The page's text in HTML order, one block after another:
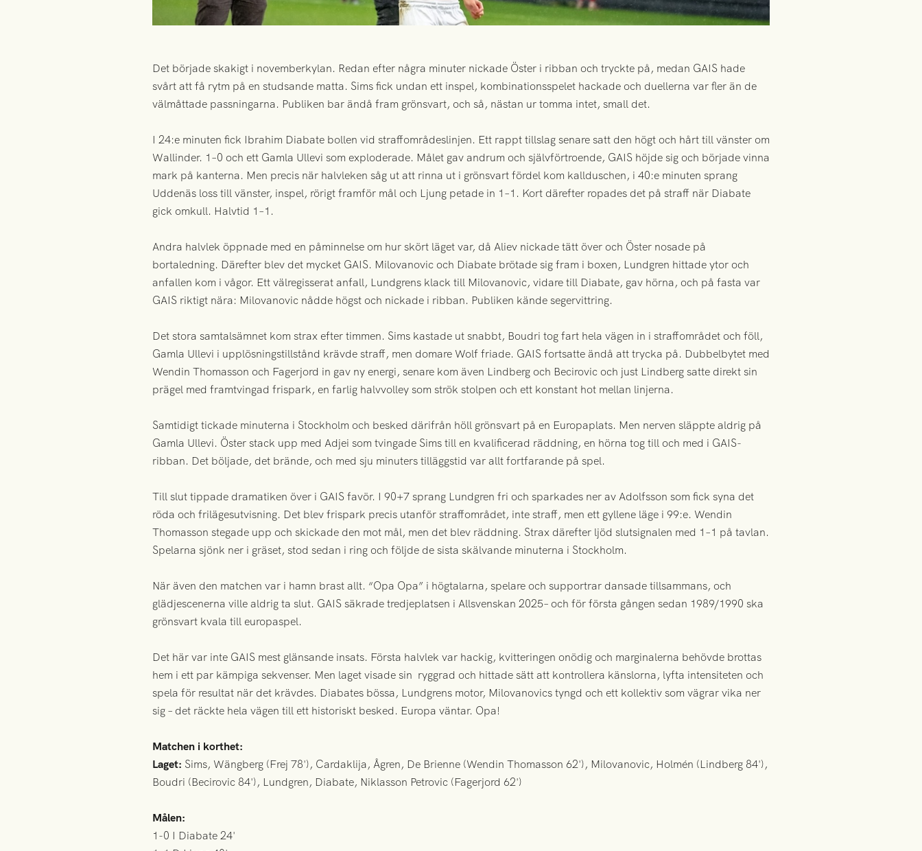
Det började skakigt i novemberkylan. Redan efter några minuter nickade Öster i ribban och tryckte på, medan GAIS hade
svårt att få rytm på en studsande matta. Sims fick undan ett inspel, kombinationsspelet hackade och duellerna var fler än de
välmåttade passningarna. Publiken bar ändå fram grönsvart, och så, nästan ur tomma intet, small det.
I 24:e minuten fick Ibrahim Diabate bollen vid straffområdeslinjen. Ett rappt tillslag senare satt den högt och hårt till vänster om
Wallinder. 1–0 och ett Gamla Ullevi som exploderade. Målet gav andrum och självförtroende, GAIS höjde sig och började vinna
mark på kanterna. Men precis när halvleken såg ut att rinna ut i grönsvart fördel kom kallduschen, i 40:e minuten sprang
Uddenäs loss till vänster, inspel, rörigt framför mål och Ljung petade in 1–1. Kort därefter ropades det på straff när Diabate
gick omkull. Halvtid 1–1.
Andra halvlek öppnade med en påminnelse om hur skört läget var, då Aliev nickade tätt över och Öster nosade på
bortaledning. Därefter blev det mycket GAIS. Milovanovic och Diabate brötade sig fram i boxen, Lundgren hittade ytor och
anfallen kom i vågor. Ett välregisserat anfall, Lundgrens klack till Milovanovic, vidare till Diabate, gav hörna, och på fasta var
GAIS riktigt nära: Milovanovic nådde högst och nickade i ribban. Publiken kände segervittring.
Det stora samtalsämnet kom strax efter timmen. Sims kastade ut snabbt, Boudri tog fart hela vägen in i straffområdet och föll,
Gamla Ullevi i upplösningstillstånd krävde straff, men domare Wolf friade. GAIS fortsatte ändå att trycka på. Dubbelbytet med
Wendin Thomasson och Fagerjord in gav ny energi, senare kom även Lindberg och Becirovic och just Lindberg satte direkt sin
prägel med framtvingad frispark, en farlig halvvolley som strök stolpen och ett konstant hot mellan linjerna.
Samtidigt tickade minuterna i Stockholm och besked därifrån höll grönsvart på en Europaplats. Men nerven släppte aldrig på
Gamla Ullevi. Öster stack upp med Adjei som tvingade Sims till en kvalificerad räddning, en hörna tog till och med i GAIS-
ribban. Det böljade, det brände, och med sju minuters tilläggstid var allt fortfarande på spel.
Till slut tippade dramatiken över i GAIS favör. I 90+7 sprang Lundgren fri och sparkades ner av Adolfsson som fick syna det
röda och frilägesutvisning. Det blev frispark precis utanför straffområdet, inte straff, men ett gyllene läge i 99:e. Wendin
Thomasson stegade upp och skickade den mot mål, men det blev räddning. Strax därefter ljöd slutsignalen med 1–1 på tavlan.
Spelarna sjönk ner i gräset, stod sedan i ring och följde de sista skälvande minuterna i Stockholm.
När även den matchen var i hamn brast allt. “Opa Opa” i högtalarna, spelare och supportrar dansade tillsammans, och
glädjescenerna ville aldrig ta slut. GAIS säkrade tredjeplatsen i Allsvenskan 2025– och för första gången sedan 1989/1990 ska
grönsvart kvala till europaspel.
Det här var inte GAIS mest glänsande insats. Första halvlek var hackig, kvitteringen onödig och marginalerna behövde brottas
hem i ett par kämpiga sekvenser. Men laget visade sin ryggrad och hittade sätt att kontrollera känslorna, lyfta intensiteten och
spela för resultat när det krävdes. Diabates bössa, Lundgrens motor, Milovanovics tyngd och ett kollektiv som vägrar vika ner
sig – det räckte hela vägen till ett historiskt besked. Europa väntar. Opa!
Matchen i korthet:
Laget: Sims, Wängberg (Frej 78'), Cardaklija, Ågren, De Brienne (Wendin Thomasson 62'), Milovanovic, Holmén (Lindberg 84'),
Boudri (Becirovic 84'), Lundgren, Diabate, Niklasson Petrovic (Fagerjord 62')
Målen:
1-0 I Diabate 24'